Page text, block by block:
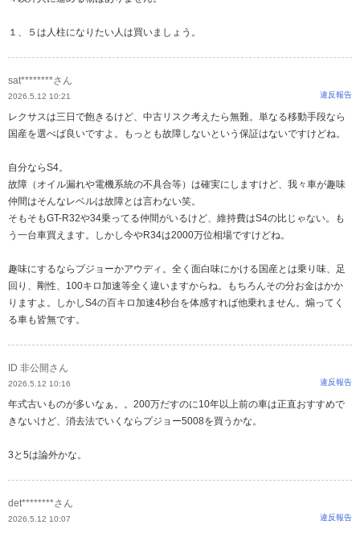
１、５は人柱になりたい人は買いましょう。
sat********さん
2026.5.12 10:21 違反報告
レクサスは三日で飽きるけど、中古リスク考えたら無難。単なる移動手段なら
国産を選べば良いですよ。もっとも故障しないという保証はないですけどね。
自分ならS4。
故障（オイル漏れや電機系統の不具合等）は確実にしますけど、我々車が趣味
仲間はそんなレベルは故障とは言わない笑。
そもそもGT-R32や34乗ってる仲間がいるけど、維持費はS4の比じゃない。も
う一台車買えます。しかし今やR34は2000万位相場ですけどね。
趣味にするならプジョーかアウディ。全く面白味にかける国産とは乗り味、足
回り、剛性、100キロ加速等全く違いますからね。もちろんその分お金はかか
りますよ。しかしS4の百キロ加速4秒台を体感すれば他乗れません。煽ってく
る車も皆無です。
ID 非公開さん
2026.5.12 10:16 違反報告
年式古いものが多いなぁ。。200万だすのに10年以上前の車は正直おすすめで
きないけど、消去法でいくならプジョー5008を買うかな。
3と5は論外かな。
det********さん
2026.5.12 10:07 違反報告